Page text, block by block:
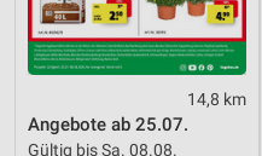
14,8 km
Angebote ab 25.07.
Gültig bis Sa. 08.08.